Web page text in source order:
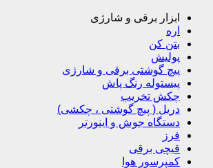
ابزار برقی و شارژی
اره
بتن کن
پولیش
پیچ گوشتی برقی و شارژی
پیستوله رنگ پاش
چکش تخریب
دریل ( پیچ گوشتی ، چکشی)
دستگاه جوش و اینورتر
فرز
قیچی برقی
کمپرسور هوا